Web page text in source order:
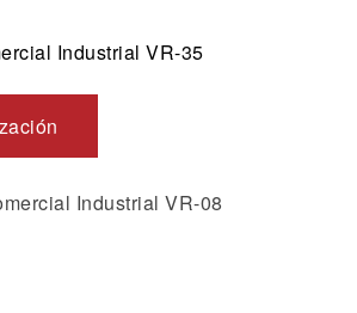
Industrial VR-35